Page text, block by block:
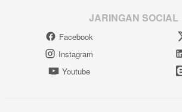
JARINGAN SOCIAL
Facebook
Instagram
Youtube